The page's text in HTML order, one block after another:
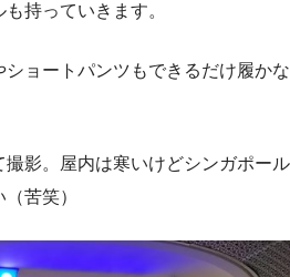
持っていきます。
ョートパンツもできるだけ履かな
影。屋内は寒いけどシンガポール
苦笑）